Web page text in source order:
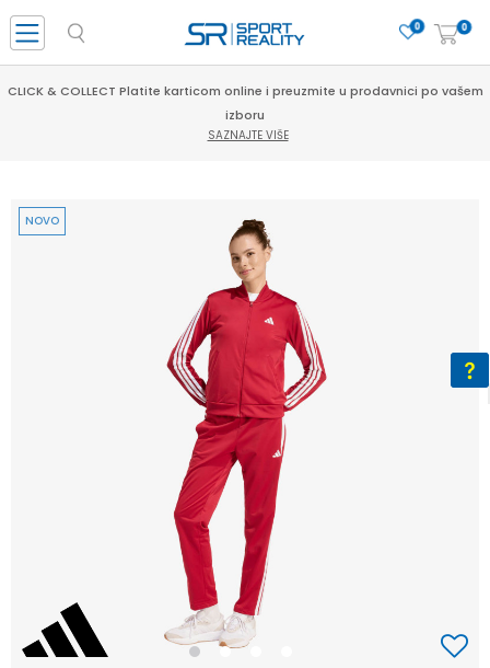
0
0
CLICK & COLLECT Platite karticom online i preuzmite u prodavnici po vašem
izboru
SAZNAJTE VIŠE
1 2
NOVO